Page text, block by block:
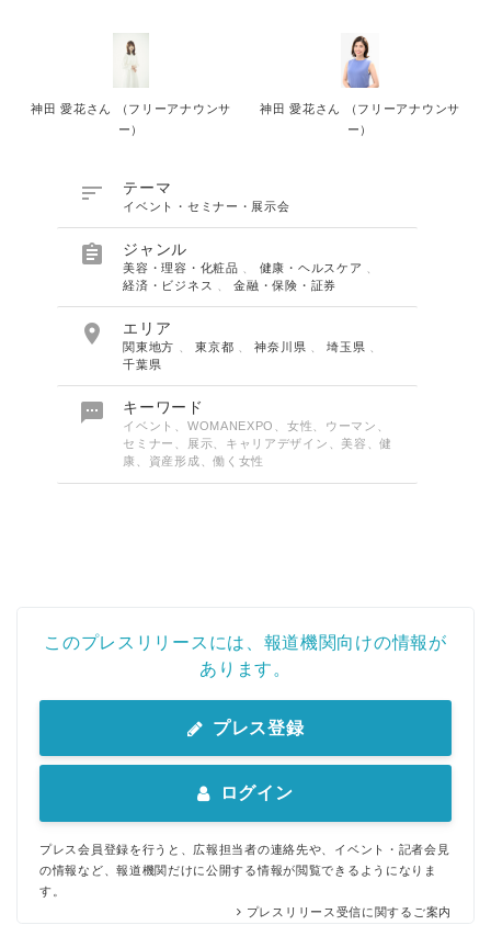
神田 愛花さん （フリーアナウンサ
ー）
神田 愛花さん （フリーアナウンサ
ー）
 テーマ
イベント・セミナー・展示会
 ジャンル
美容・理容・化粧品 健康・ヘルスケア
経済・ビジネス
、金融・保険・証券
 エリア
関東地方 、東京都 、神奈川県 、埼玉県
千葉県
 キーワード
イベント、WOMANEXPO、女性、ウーマン、
セミナー、展示、キャリアデザイン、美容、健
康、資産形成、働く女性
このプレスリリースには、報道機関向けの情報が
あります。
プレス登録
ログイン
プレス会員登録を行うと、広報担当者の連絡先や、イベント・記者会見
の情報など、報道機関だけに公開する情報が閲覧できるようになりま
す。
プレスリリース受信に関するご案内